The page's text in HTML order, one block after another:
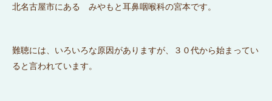
北名古屋市にある みやもと耳鼻咽喉科の宮本です。
難聴には、いろいろな原因がありますが、３０代から始まってい
ると言われています。